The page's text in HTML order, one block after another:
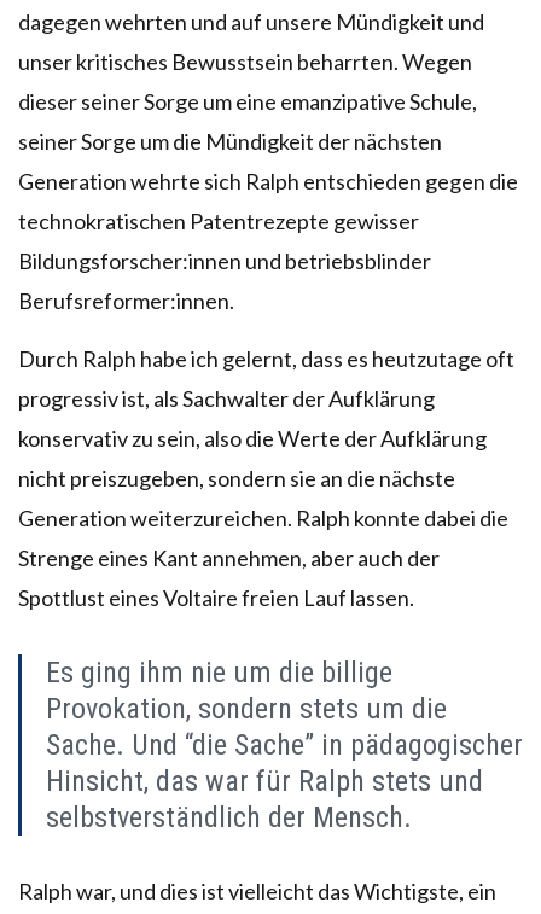
dagegen wehrten und auf unsere Mündigkeit und
unser kritisches Bewusstsein beharrten. Wegen
dieser seiner Sorge um eine emanzipative Schule,
seiner Sorge um die Mündigkeit der nächsten
Generation wehrte sich Ralph entschieden gegen die
technokratischen Patentrezepte gewisser
Bildungsforscher:innen und betriebsblinder
Berufsreformer:innen.
Durch Ralph habe ich gelernt, dass es heutzutage oft
progressiv ist, als Sachwalter der Aufklärung
konservativ zu sein, also die Werte der Aufklärung
nicht preiszugeben, sondern sie an die nächste
Generation weiterzureichen. Ralph konnte dabei die
Strenge eines Kant annehmen, aber auch der
Spottlust eines Voltaire freien Lauf lassen.
Es ging ihm nie um die billige
Provokation, sondern stets um die
Sache. Und “die Sache” in pädagogischer
Hinsicht, das war für Ralph stets und
selbstverständlich der Mensch.
Ralph war, und dies ist vielleicht das Wichtigste, ein